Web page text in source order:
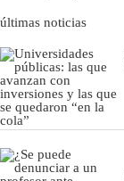
últimas noticias